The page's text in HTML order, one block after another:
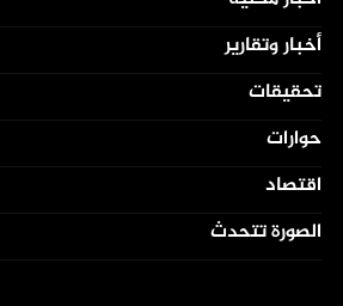
أخبار وتقارير
تحقيقات
حوارات
اقتصاد
الصورة تتحدث